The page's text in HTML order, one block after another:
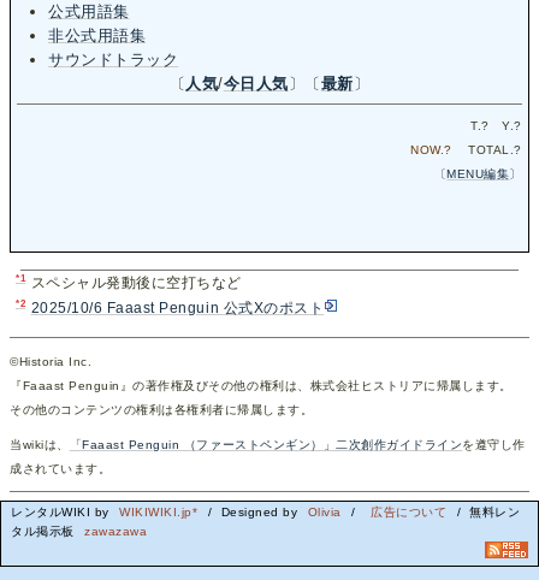
公式用語集
非公式用語集
サウンドトラック
〔 人気/今日人気 〕〔 最新 〕
T.? Y.?
NOW.? TOTAL.?
〔MENU編集〕
*1 スペシャル発動後に空打ちなど
*2 2025/10/6 Faaast Penguin 公式Xのポスト
©Historia Inc.
『Faaast Penguin』の著作権及びその他の権利は、株式会社ヒストリアに帰属します。
その他のコンテンツの権利は各権利者に帰属します。
当wikiは、 「Faaast Penguin （ファーストペンギン）」二次創作ガイドラインを遵守し作
成されています。
レンタルWIKI by WIKIWIKI.jp* / Designed by Olivia / 広告について
/ 無料レン
タル掲示板
zawazawa